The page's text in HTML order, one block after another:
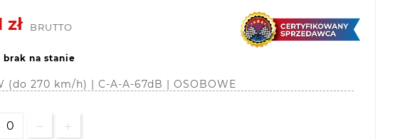
zł
BRUTTO
brak na stanie
(do 270 km/h) | C-A-A-67dB | OSOBOWE